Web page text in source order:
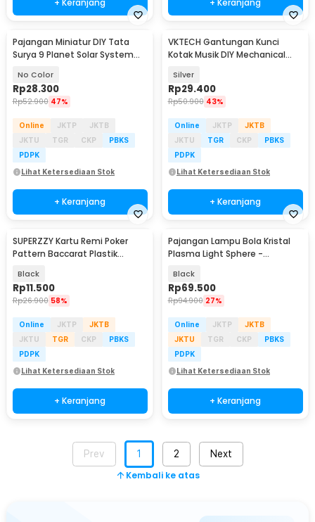
Pajangan Miniatur DIY Tata
Surya 9 Planet Solar System
No Color
Rp28.300
Rp52.900 47%
Online JKTP
JKTB
JKTU
TGR CKP
PBKS
PDPK
Lihat Ketersediaan Stok
+ Keranjang
VKTECH Gantungan Kunci
Kotak Musik DIY Mechanical
Silver
Rp29.400
Rp50.900 43%
Online JKTP
JKTB
JKTU
TGR CKP
PBKS
PDPK
Lihat Ketersediaan Stok
+ Keranjang
SUPERZZY Kartu Remi Poker
Pattern Baccarat Plastik
Black
Rp11.500
Rp26.900 58%
Online JKTP
JKTB
JKTU
TGR CKP
PBKS
PDPK
Lihat Ketersediaan Stok
+ Keranjang
Pajangan Lampu Bola Kristal
Plasma Light Sphere -
Black
Rp69.500
Rp94.900 27%
Online JKTP
JKTB
JKTU
TGR CKP
PBKS
PDPK
Lihat Ketersediaan Stok
+ Keranjang
Prev 1 2 Next
Kembali ke atas